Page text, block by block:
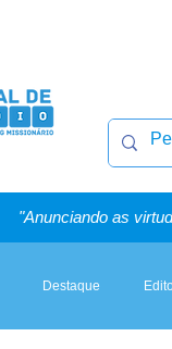
"Anunciando as
Destaque